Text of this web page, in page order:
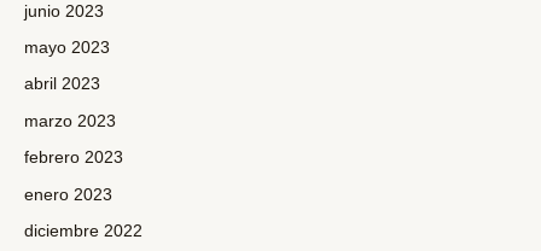
junio 2023
mayo 2023
abril 2023
marzo 2023
febrero 2023
enero 2023
diciembre 2022